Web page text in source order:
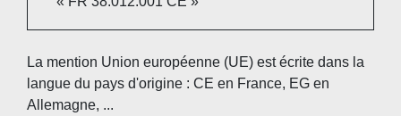
La mention Union européenne (UE) est écrite dans la
langue du pays d'origine : CE en France, EG en
Allemagne, ...